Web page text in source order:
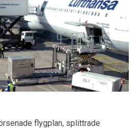
flygplan, splittrade